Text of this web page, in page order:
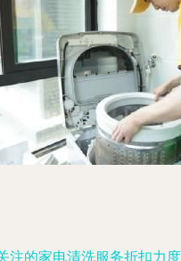
的家电清洗服务折扣